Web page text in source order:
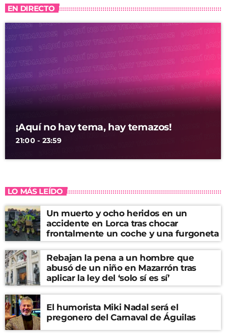
EN DIRECTO
¡Aquí no hay tema, hay temazos!
21:00 - 23:59
LO MÁS LEÍDO
Un muerto y ocho heridos en un
accidente en Lorca tras chocar
frontalmente un coche y una furgoneta
Rebajan la pena a un hombre que
abusó de un niño en Mazarrón tras
aplicar la ley del ‘solo sí es sí’
El humorista Miki Nadal será el
pregonero del Carnaval de Águilas